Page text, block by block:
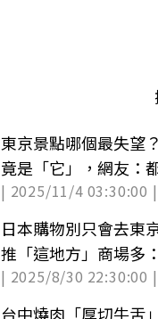
東京景點哪個最失望
竟是「它」，網友：
了
| 2025/11/4 03:30:00 |
日本購物別只會去東
推「這地方」商場多
人擠人
| 2025/8/30 22:30:00 |
台中燒肉「厚切牛舌